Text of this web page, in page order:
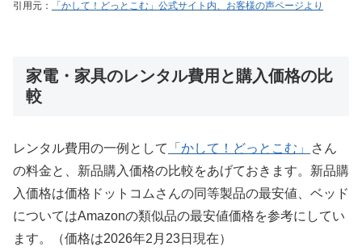
引用元： 「かして！どっとこむ」公式サイト内、お客様の声ページより
家電・家具のレンタル費用と購入価格の比
較
レンタル費用の一例として 「かして！どっとこむ」
さん
の料金と、新品購入価格の比較をあげておきます。新品購
入価格は価格ドットコムさんの同等製品の最安値、ベッド
についてはAmazonの類似品の最安値価格を参考にしてい
ます。（価格は2026年2月23日現在）